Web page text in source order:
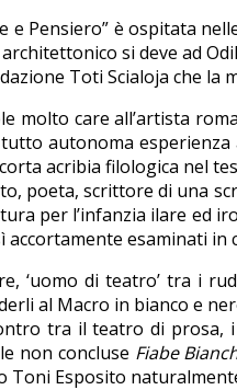
e Pensiero” è ospitata
si deve ad
Toti Scialoja che la
molto care all’artista
autonoma
acribia filologica nel
poeta, scrittore di una
per l’infanzia ilare ed
accortamente esaminati in
‘uomo di teatro’ tra i
al Macro in bianco e
tra il teatro di prosa,
non concluse Fiabe
Toni Esposito